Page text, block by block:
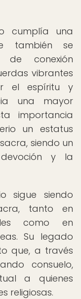
cumplía una
también se
de conexión
vibrantes
el espíritu y
una mayor
importancia
un estatus
siendo un
y la
sigue siendo
tanto en
como en
Su legado
que, a través
consuelo,
a quienes
religiosas.